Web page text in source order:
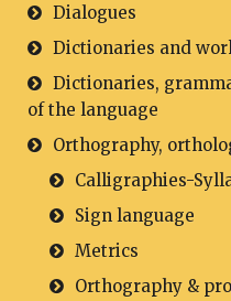
Dialogues
Dictionaries and
Dictionaries,
of the language
Orthography,
Calligraphies-
Sign language
Metrics
Orthography &